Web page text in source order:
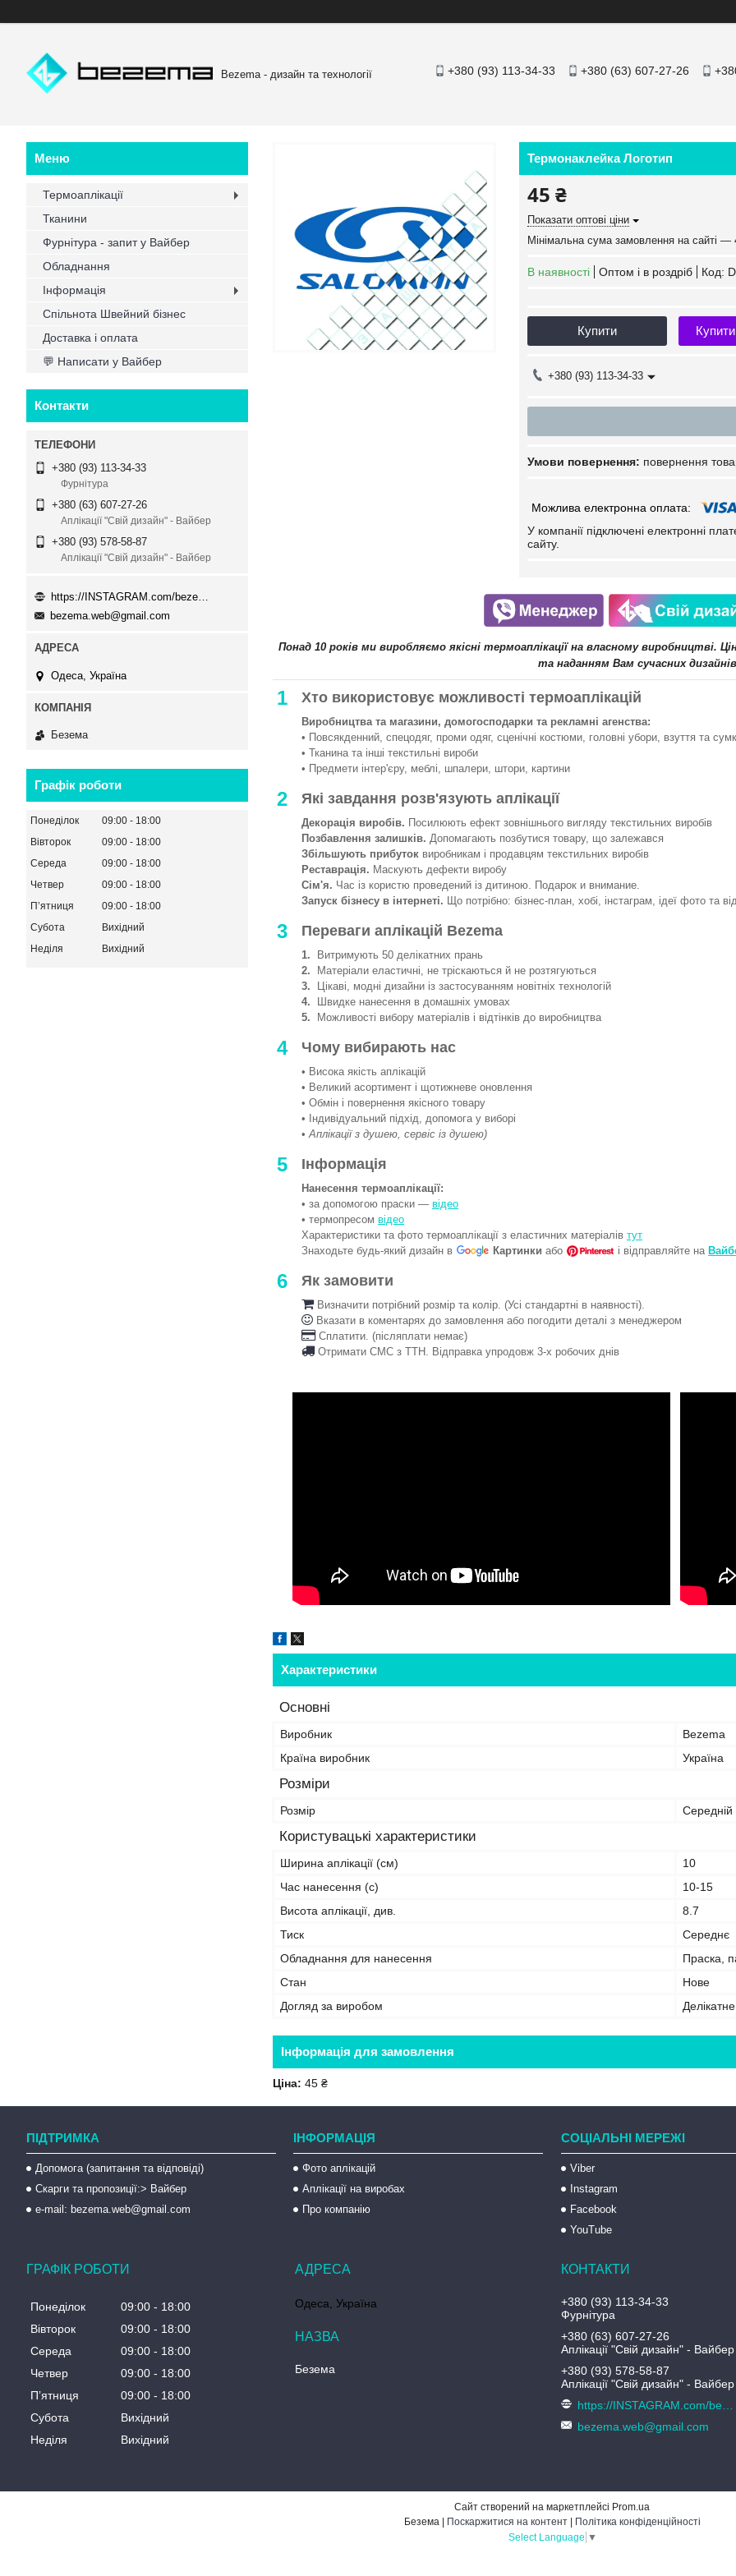
Bezema - дизайн та технології +380 (93) 113-34-33 +380 (63) 607-27-26
Термонаклейка Логотип
45 ₴
Показати оптові ціни
Мінімальна сума замовлення на сайті —
В наявності Оптом і в роздріб Код:
Купити
+380 (93) 113-34-33
повернення
У компанії підключені електронні
сайту.
Понад 10 років ми виробляємо якісні термоаплікації на власному виробництві.
та наданням Вам сучасних
1 Хто використовує можливості термоаплікацій
Виробництва та магазини, домогосподарки та рекламні агенства:
• Повсякденний, спецодяг, проми одяг, сценічні костюми, головні убори, взуття та
• Тканина та інші текстильні вироби
• Предмети інтер'єру, меблі, шпалери, штори, картини
2 Які завдання розв'язують аплікації
Декорація виробів. Посилюють ефект зовнішнього вигляду текстильних виробів
Позбавлення залишків. Допомагають позбутися товару, що залежався
Збільшують прибуток виробникам і продавцям текстильних виробів
Реставрація. Маскують дефекти виробу
Сім'я. Час із користю проведений із дитиною. Подарок и внимание.
Запуск бізнесу в інтернеті. Що потрібно: бізнес-план, хобі, інстаграм, ідеї фото та
3 Переваги аплікацій Bezema
1. Витримують 50 делікатних прань
2. Матеріали еластичні, не тріскаються й не розтягуються
3. Цікаві, модні дизайни із застосуванням новітніх технологій
4. Швидке нанесення в домашніх умовах
5. Можливості вибору матеріалів і відтінків до виробництва
4 Чому вибирають нас
• Висока якість аплікацій
• Великий асортимент і щотижневе оновлення
• Обмін і повернення якісного товару
• Індивідуальний підхід, допомога у виборі
•Аплікації з душею, сервіс із душею)
5 Інформація
Нанесення термоаплікації:
• за допомогою праски — відео
• термопресом відео
Характеристики та фото термоаплікації з еластичних матеріалів тут
Знаходьте будь-який дизайн в
Картинки або і відправляйте на
6 Як замовити
Визначити потрібний розмір та колір. (Усі стандартні в наявності).
Вказати в коментарях до замовлення або погодити деталі з менеджером
Сплатити. (післяплати немає)
Отримати СМС з ТТН. Відправка упродовж 3-х робочих днів
Характеристики
Основні
Виробник
Bezema
Країна виробник
Україна
Розміри
Розмір Середній
Користувацькі характеристики
Ширина аплікації (см)
10
Час нанесення (с)
10-15
Висота аплікації, див.
8.7
Тиск
Середнє
Обладнання для нанесення
Праска,
Стан
Нове
Догляд за виробом
Інформація для замовлення
Ціна: 45 ₴
Термоаплікації
Тканини
Фурнітура - запит у Вайбер
Обладнання
Інформація
Спільнота Швейний бізнес
Доставка і оплата
💬 Написати у Вайбер
Контакти
+380 (93) 113-34-33
Фурнітура
+380 (63) 607-27-26
Аплікації "Свій дизайн" - Вайбер
+380 (93) 578-58-87
Аплікації "Свій дизайн" - Вайбер
bezema.web@gmail.com
Одеса, Україна
Безема
Графік роботи
Понеділок 09:00
18:00
Вівторок
09:00
18:00
Середа
09:00
18:00
Четвер
09:00
18:00
Пʼятниця
09:00
18:00
Субота
Вихідний
Неділя
Вихідний
ПІДТРИМКА
Допомога (запитання та відповіді)
Скарги та пропозиції:> Вайбер
e-mail: bezema.web@gmail.com
ІНФОРМАЦІЯ
Фото аплікацій
Аплікації на виробах
Про компанію
СОЦІАЛЬНІ МЕРЕЖІ
Viber
Instagram
Facebook
YouTube
ГРАФІК РОБОТИ
Понеділок 09:00
18:00
Вівторок
09:00
18:00
Середа
09:00
18:00
Четвер
09:00
18:00
Пʼятниця
09:00
18:00
Субота
Вихідний
Неділя
Вихідний
Одеса, Україна
Безема
+380 (93) 113-34-33
Фурнітура
+380 (63) 607-27-26
Аплікації "Свій дизайн" - Вайбер
+380 (93) 578-58-87
Аплікації "Свій дизайн" - Вайбер
bezema.web@gmail.com
Сайт створений на маркетплейсі Prom.ua
Поскаржитися на контент
Політика конфіденційності
Select Language ▼